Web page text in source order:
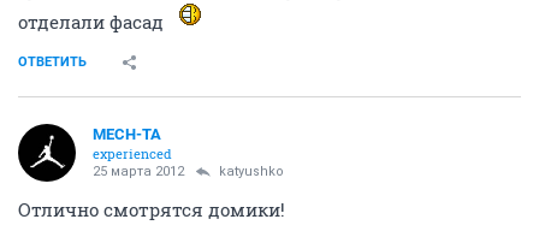
отделали фасад
ОТВЕТИТЬ
MECH-TA
experienced
25 марта 2012 katyushko
Отлично смотрятся домики!